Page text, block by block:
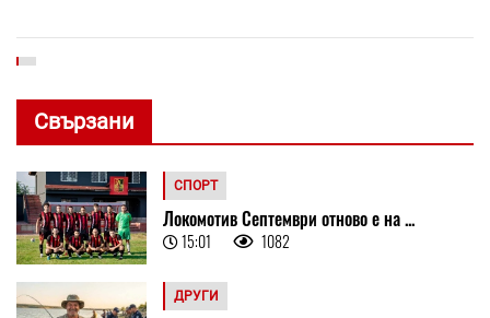
Свързани
СПОРТ
Локомотив Септември отново е на ...
15:01 1082
ДРУГИ